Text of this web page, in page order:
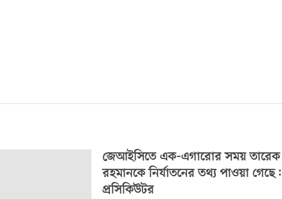
জেআইসিতে এক-এগারোর সময় তারেক
রহমানকে নির্যাতনের তথ্য পাওয়া
প্রসিকিউটর